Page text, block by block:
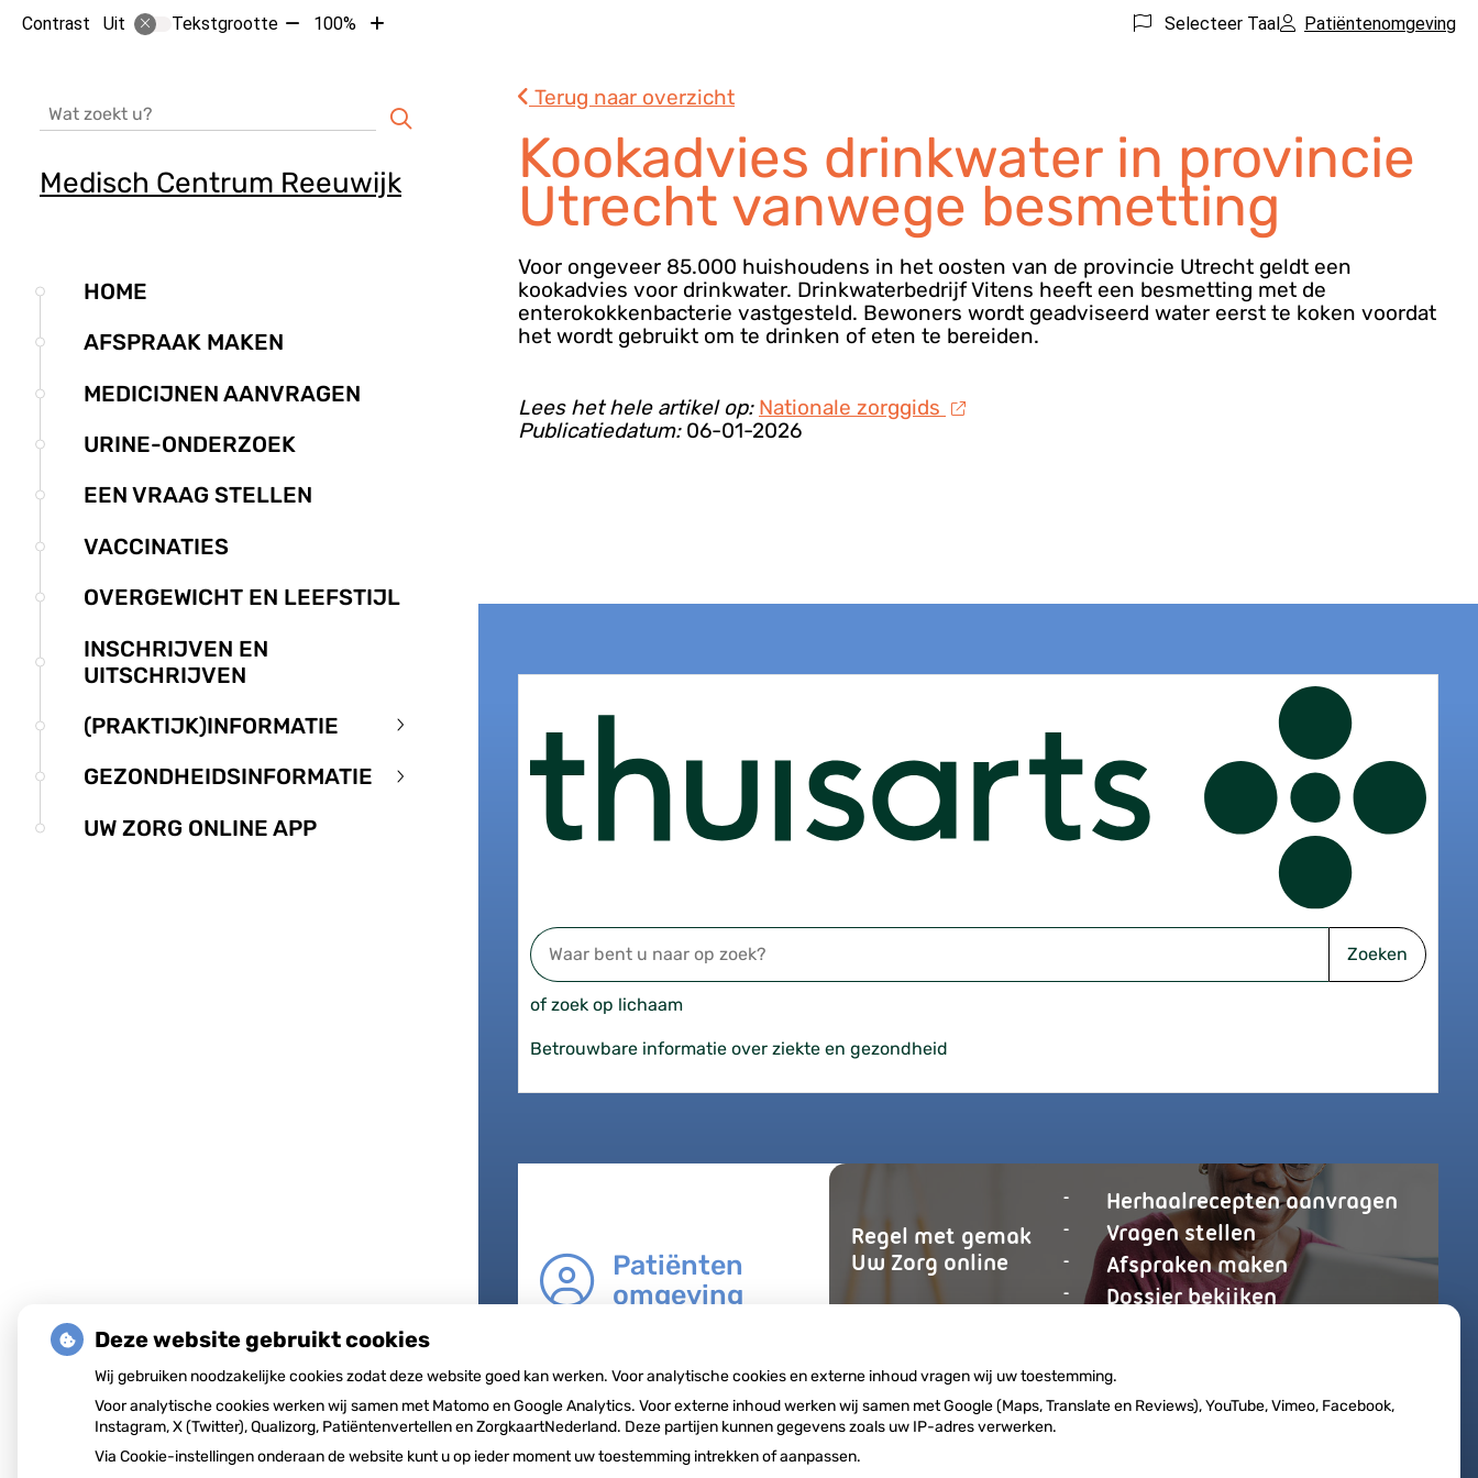
Contrast Uit Tekstgrootte Tekst100%
Tekst
Selecteer Taal Patiëntenomgeving
Medisch Centrum Reeuwijk
Hoofdmenu
HOME
AFSPRAAK MAKEN
MEDICIJNEN AANVRAGEN
URINE-ONDERZOEK
EEN VRAAG STELLEN
VACCINATIES
OVERGEWICHT EN LEEFSTIJL
INSCHRIJVEN EN
UITSCHRIJVEN
(PRAKTIJK)INFORMATIE
submenu
GEZONDHEIDSINFORMATIE
UW ZORG ONLINE APP
Terug naar overzicht
Kookadvies drinkwater in provincie
Utrecht vanwege besmetting
Voor ongeveer 85.000 huishoudens in het oosten van de provincie Utrecht geldt een
kookadvies voor drinkwater. Drinkwaterbedrijf Vitens heeft een besmetting met de
enterokokkenbacterie vastgesteld. Bewoners wordt geadviseerd water eerst te koken voordat
het wordt gebruikt om te drinken of eten te bereiden.
Lees het hele artikel op: Nationale zorggids
Publicatiedatum: 06-01-2026
Zoeken
of zoek op lichaam
Betrouwbare informatie over ziekte en gezondheid
Patiënten
omgeving
Regel met gemak
Uw Zorg online
Herhaalrecepten aanvragen
Vragen stellen
Afspraken maken
Dossier bekijken
patiëntenomgeving
Medisch
Centrum
Reeuwijk
Deze website gebruikt cookies
Wij gebruiken noodzakelijke cookies zodat deze website goed kan werken. Voor analytische cookies en externe inhoud vragen wij uw toestemming.
Voor analytische cookies werken wij samen met Matomo en Google Analytics. Voor externe inhoud werken wij samen met Google (Maps, Translate en Reviews), YouTube, Vimeo, Facebook,
Instagram, X (Twitter), Qualizorg, Patiëntenvertellen en ZorgkaartNederland. Deze partijen kunnen gegevens zoals uw IP-adres verwerken.
Via Cookie-instellingen onderaan de website kunt u op ieder moment uw toestemming intrekken of aanpassen.